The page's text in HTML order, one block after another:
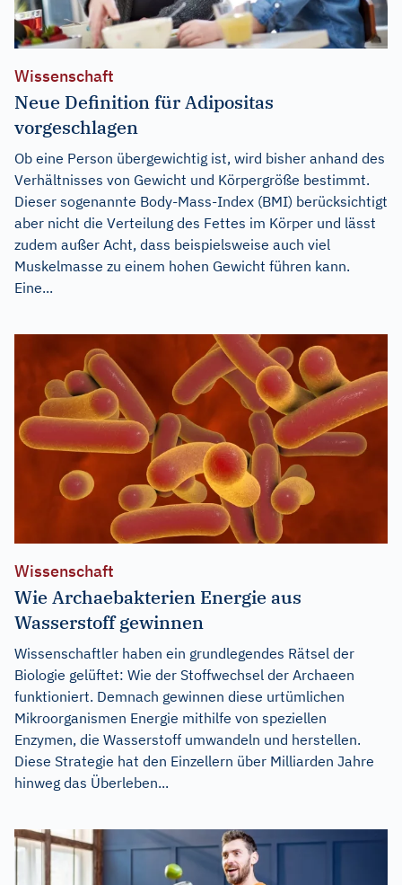
Wissenschaft
Neue Definition für Adipositas
vorgeschlagen
Ob eine Person übergewichtig ist, wird bisher anhand des
Verhältnisses von Gewicht und Körpergröße bestimmt.
Dieser sogenannte Body-Mass-Index (BMI) berücksichtigt
aber nicht die Verteilung des Fettes im Körper und lässt
zudem außer Acht, dass beispielsweise auch viel
Muskelmasse zu einem hohen Gewicht führen kann.
Eine...
Wissenschaft
Wie Archaebakterien Energie aus
Wasserstoff gewinnen
Wissenschaftler haben ein grundlegendes Rätsel der
Biologie gelüftet: Wie der Stoffwechsel der Archaeen
funktioniert. Demnach gewinnen diese urtümlichen
Mikroorganismen Energie mithilfe von speziellen
Enzymen, die Wasserstoff umwandeln und herstellen.
Diese Strategie hat den Einzellern über Milliarden Jahre
hinweg das Überleben...